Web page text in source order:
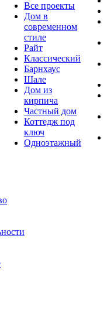
Все проекты
Дом в
современном
стиле
Райт
Классический
Барнхаус
Шале
Дом из
кирпича
Частный дом
Коттедж под
ключ
Одноэтажный